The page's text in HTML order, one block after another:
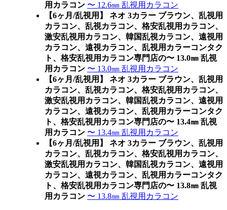
用カラコン 〜 12.6㎜ 乱視用カラコン
【6ヶ月/乱視用】 ネオ 3カラー ブラウン、乱視用
カラコン、乱視カラコン、格安乱視用カラコン、
激安乱視用カラコン、韓国乱視カラコン、遠視用
カラコン、遠視カラコン、乱視用カラーコンタク
ト、格安乱視用カラコン専門店の〜 13.0㎜ 乱視
用カラコン 〜 13.0㎜ 乱視用カラコン
【6ヶ月/乱視用】 ネオ 3カラー ブラウン、乱視用
カラコン、乱視カラコン、格安乱視用カラコン、
激安乱視用カラコン、韓国乱視カラコン、遠視用
カラコン、遠視カラコン、乱視用カラーコンタク
ト、格安乱視用カラコン専門店の〜 13.4㎜ 乱視
用カラコン 〜 13.4㎜ 乱視用カラコン
【6ヶ月/乱視用】 ネオ 3カラー ブラウン、乱視用
カラコン、乱視カラコン、格安乱視用カラコン、
激安乱視用カラコン、韓国乱視カラコン、遠視用
カラコン、遠視カラコン、乱視用カラーコンタク
ト、格安乱視用カラコン専門店の〜 13.8㎜ 乱視
用カラコン 〜 13.8㎜ 乱視用カラコン